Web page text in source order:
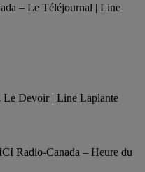
– Le Téléjournal | Line
Le Devoir | Line Laplante
Radio-Canada – Heure du